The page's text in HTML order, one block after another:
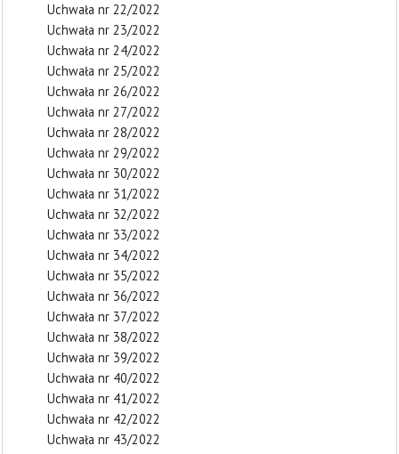
Uchwała nr 22/2022
Uchwała nr 23/2022
Uchwała nr 24/2022
Uchwała nr 25/2022
Uchwała nr 26/2022
Uchwała nr 27/2022
Uchwała nr 28/2022
Uchwała nr 29/2022
Uchwała nr 30/2022
Uchwała nr 31/2022
Uchwała nr 32/2022
Uchwała nr 33/2022
Uchwała nr 34/2022
Uchwała nr 35/2022
Uchwała nr 36/2022
Uchwała nr 37/2022
Uchwała nr 38/2022
Uchwała nr 39/2022
Uchwała nr 40/2022
Uchwała nr 41/2022
Uchwała nr 42/2022
Uchwała nr 43/2022